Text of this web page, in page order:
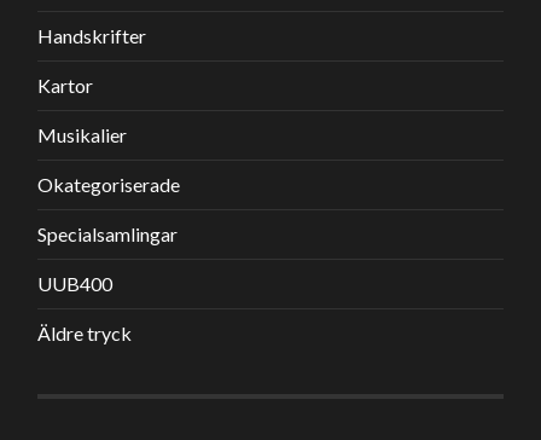
Handskrifter
Kartor
Musikalier
Okategoriserade
Specialsamlingar
UUB400
Äldre tryck